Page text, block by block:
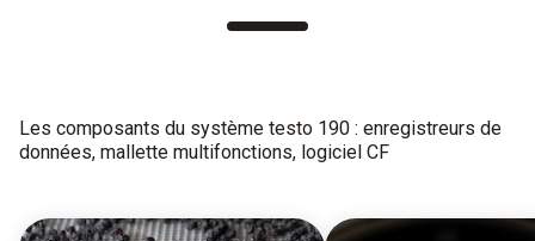
Les composants du système testo 190 : enregistreurs de
données, mallette multifonctions, logiciel CF